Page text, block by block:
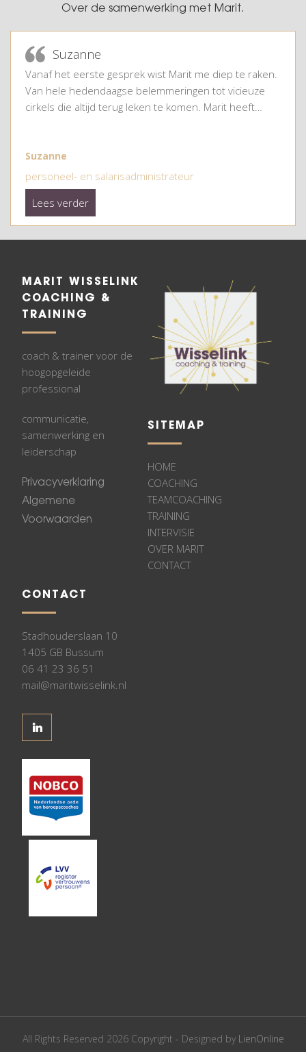
Over de samenwerking met Marit.
Suzanne
Vanaf het eerste gesprek wist Marit me diep te raken.
Van hele hedendaagse belemmeringen tot vicieuze
cirkels die altijd terug leken te komen. Marit heeft…
Suzanne
personeel- en salarisadministrateur
Lees verder
MARIT WISSELINK
COACHING &
TRAINING
coach & trainer voor de
hoogopgeleide
professional
communicatie,
samenwerking en
leiderschap
Privacyverklaring
Algemene
Voorwaarden
SITEMAP
HOME
COACHING
TEAMCOACHING
TRAINING
INTERVISIE
OVER MARIT
CONTACT
CONTACT
Stadhouderslaan 10
1405 GB Bussum
06 41 23 36 51
mail@maritwisselink.nl
All Rights Reserved 2026 Copyright - Designed by LienOnline